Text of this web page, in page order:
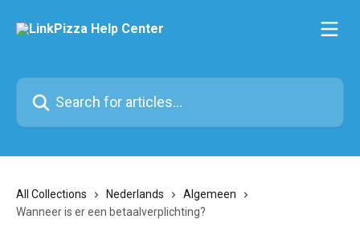
Search for articles...
All Collections Nederlands
Algemeen
Wanneer is er een betaalverplichting?